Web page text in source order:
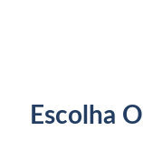
Escolha